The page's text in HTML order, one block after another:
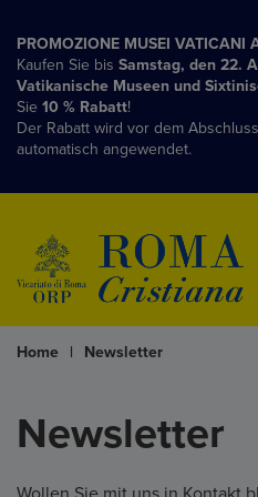
PROMOZIONE MUSEI VATICANI
Kaufen Sie bis Samstag, den 22.
Vatikanische Museen und
Sie 10 % Rabatt!
Der Rabatt wird vor dem
automatisch angewendet.
Home | Newsletter
Newsletter